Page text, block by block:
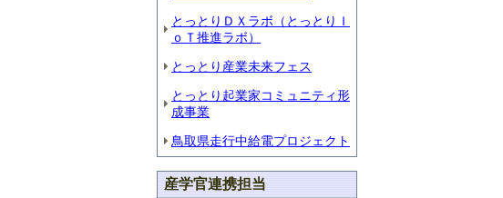
とっとりＤＸラボ（とっとりＩ
ｏＴ推進ラボ）
とっとり産業未来フェス
とっとり起業家コミュニティ形
成事業
鳥取県走行中給電プロジェクト
産学官連携担当